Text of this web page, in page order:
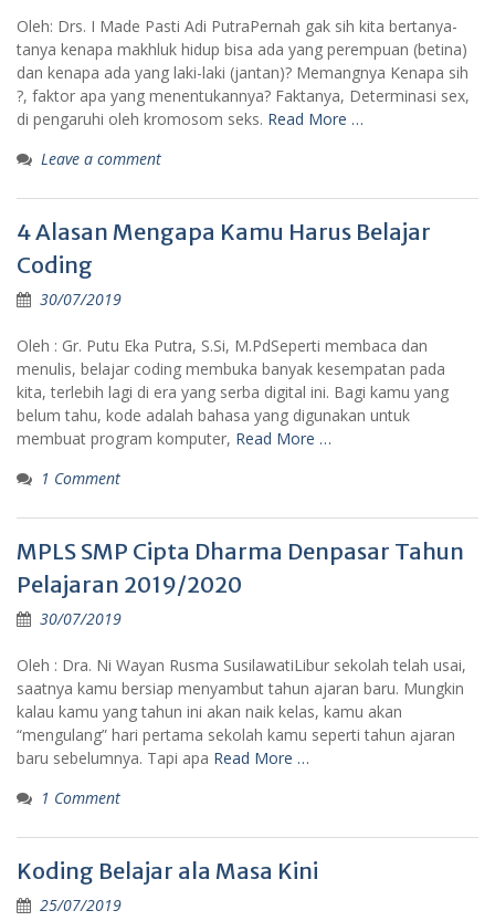
Oleh: Drs. I Made Pasti Adi PutraPernah gak sih kita bertanya-
tanya kenapa makhluk hidup bisa ada yang perempuan (betina)
dan kenapa ada yang laki-laki (jantan)? Memangnya Kenapa sih
?, faktor apa yang menentukannya? Faktanya, Determinasi sex,
di pengaruhi oleh kromosom seks. Read More …
Leave a comment
4 Alasan Mengapa Kamu Harus Belajar
Coding
30/07/2019
Oleh : Gr. Putu Eka Putra, S.Si, M.PdSeperti membaca dan
menulis, belajar coding membuka banyak kesempatan pada
kita, terlebih lagi di era yang serba digital ini. Bagi kamu yang
belum tahu, kode adalah bahasa yang digunakan untuk
membuat program komputer, Read More …
1 Comment
MPLS SMP Cipta Dharma Denpasar Tahun
Pelajaran 2019/2020
30/07/2019
Oleh : Dra. Ni Wayan Rusma SusilawatiLibur sekolah telah usai,
saatnya kamu bersiap menyambut tahun ajaran baru. Mungkin
kalau kamu yang tahun ini akan naik kelas, kamu akan
“mengulang” hari pertama sekolah kamu seperti tahun ajaran
baru sebelumnya. Tapi apa Read More …
1 Comment
Koding Belajar ala Masa Kini
25/07/2019